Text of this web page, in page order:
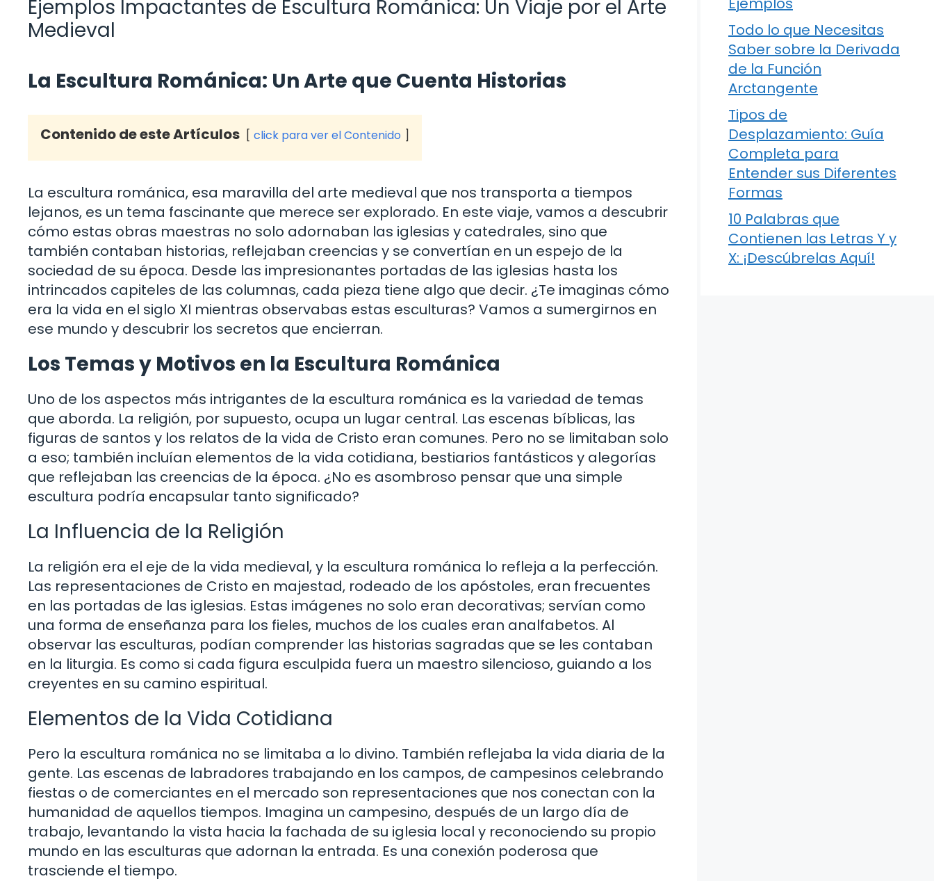
Ejemplos Impactantes de Escultura Románica: Un Viaje por el Arte
Medieval
La Escultura Románica: Un Arte que Cuenta Historias
Contenido de este Artículos click para ver el Contenido
La escultura románica, esa maravilla del arte medieval que nos transporta a tiempos
lejanos, es un tema fascinante que merece ser explorado. En este viaje, vamos a descubrir
cómo estas obras maestras no solo adornaban las iglesias y catedrales, sino que
también contaban historias, reflejaban creencias y se convertían en un espejo de la
sociedad de su época. Desde las impresionantes portadas de las iglesias hasta los
intrincados capiteles de las columnas, cada pieza tiene algo que decir. ¿Te imaginas cómo
era la vida en el siglo XI mientras observabas estas esculturas? Vamos a sumergirnos en
ese mundo y descubrir los secretos que encierran.
Los Temas y Motivos en la Escultura Románica
Uno de los aspectos más intrigantes de la escultura románica es la variedad de temas
que aborda. La religión, por supuesto, ocupa un lugar central. Las escenas bíblicas, las
figuras de santos y los relatos de la vida de Cristo eran comunes. Pero no se limitaban solo
a eso; también incluían elementos de la vida cotidiana, bestiarios fantásticos y alegorías
que reflejaban las creencias de la época. ¿No es asombroso pensar que una simple
escultura podría encapsular tanto significado?
La Influencia de la Religión
La religión era el eje de la vida medieval, y la escultura románica lo refleja a la perfección.
Las representaciones de Cristo en majestad, rodeado de los apóstoles, eran frecuentes
en las portadas de las iglesias. Estas imágenes no solo eran decorativas; servían como
una forma de enseñanza para los fieles, muchos de los cuales eran analfabetos. Al
observar las esculturas, podían comprender las historias sagradas que se les contaban
en la liturgia. Es como si cada figura esculpida fuera un maestro silencioso, guiando a los
creyentes en su camino espiritual.
Elementos de la Vida Cotidiana
Pero la escultura románica no se limitaba a lo divino. También reflejaba la vida diaria de la
gente. Las escenas de labradores trabajando en los campos, de campesinos celebrando
fiestas o de comerciantes en el mercado son representaciones que nos conectan con la
humanidad de aquellos tiempos. Imagina un campesino, después de un largo día de
trabajo, levantando la vista hacia la fachada de su iglesia local y reconociendo su propio
mundo en las esculturas que adornan la entrada. Es una conexión poderosa que
trasciende el tiempo.
Todo lo que Necesitas
Saber sobre la Derivada
de la Función
Arctangente
Tipos de
Desplazamiento: Guía
Completa para
Entender sus Diferentes
Formas
10 Palabras que
Contienen las Letras Y y
X: ¡Descúbrelas Aquí!